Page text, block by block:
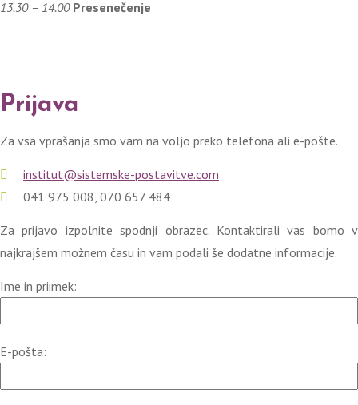
13.30 – 14.00 Presenečenje
Prijava
Za vsa vprašanja smo vam na voljo preko telefona ali e-pošte.
institut@sistemske-postavitve.com
041 975 008, 070 657 484
Za prijavo izpolnite spodnji obrazec. Kontaktirali vas bomo v
najkrajšem možnem času in vam podali še dodatne informacije.
Ime in priimek:
E-pošta: